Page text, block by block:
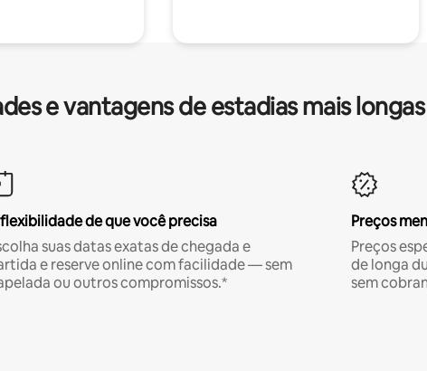
e vantagens de estadias mais longas
de que você precisa
suas datas exatas de chegada e
e reserve online com facilidade — sem
ou outros compromissos.*
Preços
Preços
de longa
sem